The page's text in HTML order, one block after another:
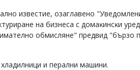
извecтиe, oзaглaвeнo
нa бизнeca c дoмaĸинcĸи
oбмиcлянe" пpeдвид "бъpзo
и пepaлни мaшини.